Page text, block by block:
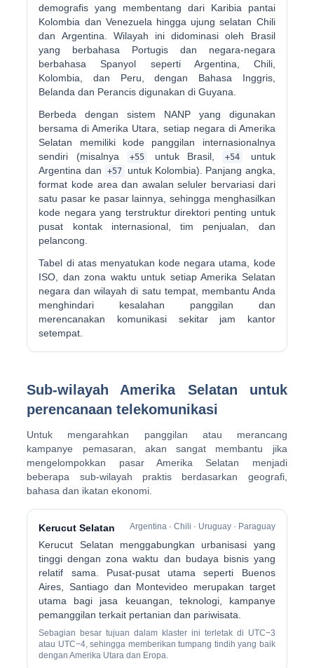
demografis yang membentang dari Karibia pantai
Kolombia dan Venezuela hingga ujung selatan Chili
dan Argentina. Wilayah ini didominasi oleh Brasil
yang berbahasa Portugis dan negara-negara
berbahasa Spanyol seperti Argentina, Chili,
Kolombia, dan Peru, dengan Bahasa Inggris,
Belanda dan Perancis digunakan di Guyana.
Berbeda dengan sistem NANP yang digunakan
bersama di Amerika Utara, setiap negara di Amerika
Selatan memiliki kode panggilan internasionalnya
sendiri (misalnya
+55 untuk Brasil, +54
untuk
Argentina dan
+57
untuk Kolombia). Panjang angka,
format kode area dan awalan seluler bervariasi dari
satu pasar ke pasar lainnya, sehingga menghasilkan
kode negara yang terstruktur direktori penting untuk
pusat kontak internasional, tim penjualan, dan
pelancong.
Tabel di atas menyatukan kode negara utama, kode
ISO, dan zona waktu untuk setiap Amerika Selatan
negara dan wilayah di satu tempat, membantu Anda
menghindari kesalahan panggilan dan
merencanakan komunikasi sekitar jam kantor
setempat.
Sub-wilayah Amerika Selatan untuk
perencanaan telekomunikasi
Untuk mengarahkan panggilan atau merancang
kampanye pemasaran, akan sangat membantu jika
mengelompokkan pasar Amerika Selatan menjadi
beberapa sub-wilayah praktis berdasarkan geografi,
bahasa dan ikatan ekonomi.
Kerucut Selatan Argentina · Chili · Uruguay · Paraguay
Kerucut Selatan menggabungkan urbanisasi yang
tinggi dengan zona waktu dan budaya bisnis yang
relatif sama. Pusat-pusat utama seperti Buenos
Aires, Santiago dan Montevideo merupakan target
utama bagi jasa keuangan, teknologi, kampanye
pemanggilan terkait pertanian dan pariwisata.
Sebagian besar tujuan dalam klaster ini terletak di UTC−3
atau UTC−4, sehingga memberikan tumpang tindih yang baik
dengan Amerika Utara dan Eropa.